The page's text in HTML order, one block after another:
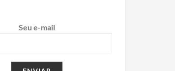
Seu e-mail